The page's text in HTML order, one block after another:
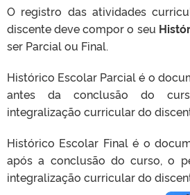
O registro das atividades
discente deve compor o seu
ser Parcial ou Final.
Histórico Escolar Parcial é o
antes da conclusão do
integralização curricular do
Histórico Escolar Final é o
após a conclusão do curso, o
integralização curricular do